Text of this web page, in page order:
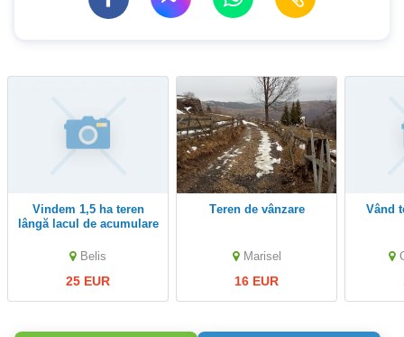
Vindem 1,5 ha teren
lângă lacul de acumulare
are ieșire la lac
Belis
25 EUR
Teren de vânzare
Marisel
16 EUR